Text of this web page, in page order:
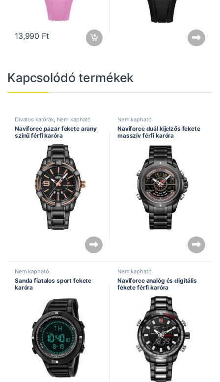
13,990 Ft
Kapcsolódó termékek
Divatos karórák, Nem kapható
Naviforce pazar fekete arany
színű férfi karóra
Nem kapható
Naviforce duál kijelzős fekete
masszív férfi karóra
Nem kapható
Sanda fiatalos sport fekete
karóra
Nem kapható
Naviforce analóg és digitális
fekete férfi karóra